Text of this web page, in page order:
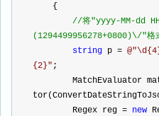
    {
//将"yyyy-MM-dd
(1294499956278+0800)\/"格
string p = @"
{2}" ;
        Regex reg
= new